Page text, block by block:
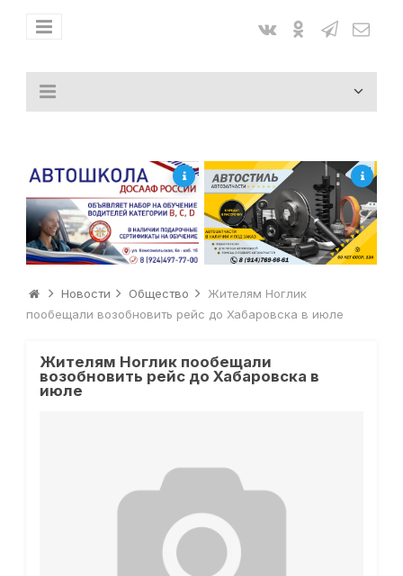
Новости Общество
Жителям Ноглик
пообещали возобновить рейс до Хабаровска в июле
Жителям Ноглик пообещали
возобновить рейс до Хабаровска в
июле